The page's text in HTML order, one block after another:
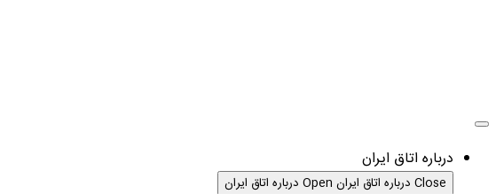
درباره اتاق ایران
Close درباره اتاق ایران Open درباره اتاق ایران